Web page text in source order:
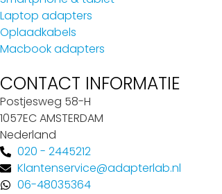
Laptop adapters
Oplaadkabels
Macbook adapters
CONTACT INFORMATIE
Postjesweg 58-H
1057EC AMSTERDAM
Nederland
020 - 2445212
Klantenservice@adapterlab.nl
06-48035364